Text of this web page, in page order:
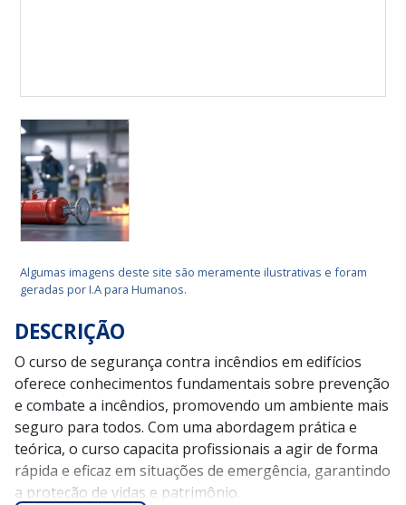
Algumas imagens deste site são meramente ilustrativas e foram
geradas por I.A para Humanos.
DESCRIÇÃO
O curso de segurança contra incêndios em edifícios
oferece conhecimentos fundamentais sobre prevenção
e combate a incêndios, promovendo um ambiente mais
seguro para todos. Com uma abordagem prática e
teórica, o curso capacita profissionais a agir de forma
rápida e eficaz em situações de emergência, garantindo
a proteção de vidas e patrimônio.